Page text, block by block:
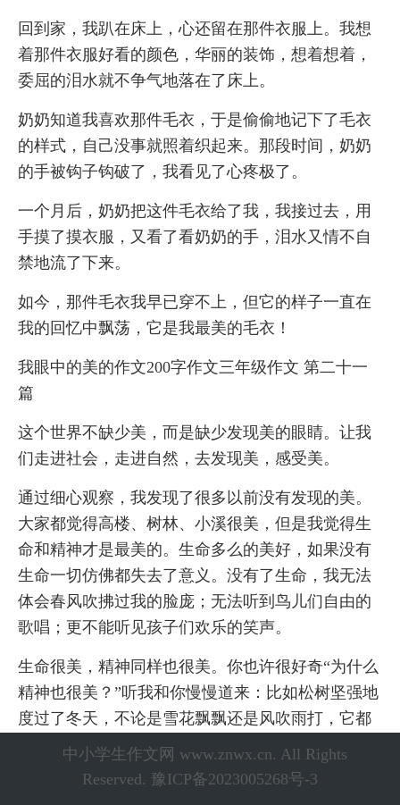
回到家，我趴在床上，心还留在那件衣服上。我想
着那件衣服好看的颜色，华丽的装饰，想着想着，
委屈的泪水就不争气地落在了床上。
奶奶知道我喜欢那件毛衣，于是偷偷地记下了毛衣
的样式，自己没事就照着织起来。那段时间，奶奶
的手被钩子钩破了，我看见了心疼极了。
一个月后，奶奶把这件毛衣给了我，我接过去，用
手摸了摸衣服，又看了看奶奶的手，泪水又情不自
禁地流了下来。
如今，那件毛衣我早已穿不上，但它的样子一直在
我的回忆中飘荡，它是我最美的毛衣！
我眼中的美的作文200字作文三年级作文 第二十一
篇
这个世界不缺少美，而是缺少发现美的眼睛。让我
们走进社会，走进自然，去发现美，感受美。
通过细心观察，我发现了很多以前没有发现的美。
大家都觉得高楼、树林、小溪很美，但是我觉得生
命和精神才是最美的。生命多么的美好，如果没有
生命一切仿佛都失去了意义。没有了生命，我无法
体会春风吹拂过我的脸庞；无法听到鸟儿们自由的
歌唱；更不能听见孩子们欢乐的笑声。
生命很美，精神同样也很美。你也许很好奇“为什么
精神也很美？”听我和你慢慢道来：比如松树坚强地
度过了冬天，不论是雪花飘飘还是风吹雨打，它都
坚持站立在土壤中。这股精神值得我们学习。如果
没有精神，整个世界都是乱糟糟的，一片凌乱的世
中小学生作文网 www.znwx.cn. All Rights
Reserved. 豫ICP备2023005268号-3